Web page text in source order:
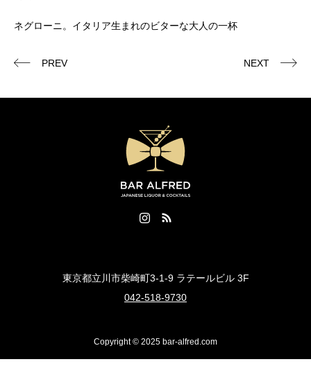
ネグローニ。イタリア生まれのビターな大人の一杯
PREV NEXT
東京都立川市柴崎町3-1-9 ラテールビル 3F
042-518-9730
Copyright © 2025 bar-alfred.com